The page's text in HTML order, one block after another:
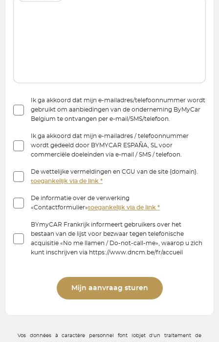
Ik ga akkoord dat mijn e-mailadres/telefoonnummer wordt
gebruikt om aanbiedingen van de onderneming ByMyCar
Belgium te ontvangen per e-mail/SMS/telefoon.
Ik ga akkoord dat mijn e-mailadres / telefoonnummer
wordt gedeeld door BYMYCAR ESPAÑA, SL voor
commerciële doeleinden via e-mail / SMS / telefoon.
De wettelijke vermeldingen en CGU van de site {domain}.
toegankelijk via de link *
De informatie over de verwerking
«Contactformulier»toegankelijk via de link *
BYmyCAR Frankrijk informeert gebruikers over het
bestaan van de lijst voor bezwaar tegen telefonische
acquisitie «No me llamen / Do-not-call-me», waarop u zich
kunt inschrijven via https://www.dncm.be/fr/accueil
Mijn aanvraag sturen
Vos données à caractère personnel font lobjet d'un traitement de